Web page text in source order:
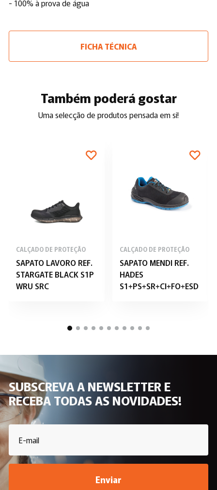
- 100% à prova de água
FICHA TÉCNICA
Também poderá gostar
Uma selecção de produtos pensada em si!
CALÇADO DE PROTEÇÃO
SAPATO LAVORO REF.
STARGATE BLACK S1P
WRU SRC
CALÇADO DE PROTEÇÃO
SAPATO MENDI REF.
HADES
S1+PS+SR+CI+FO+ESD
SUBSCREVA A NEWSLETTER E
RECEBA TODAS AS NOVIDADES!
Enviar